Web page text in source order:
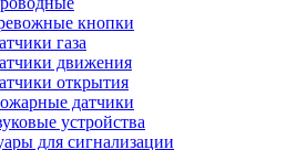
кнопки
газа
движения
открытия
датчики
устройства
для сигнализации